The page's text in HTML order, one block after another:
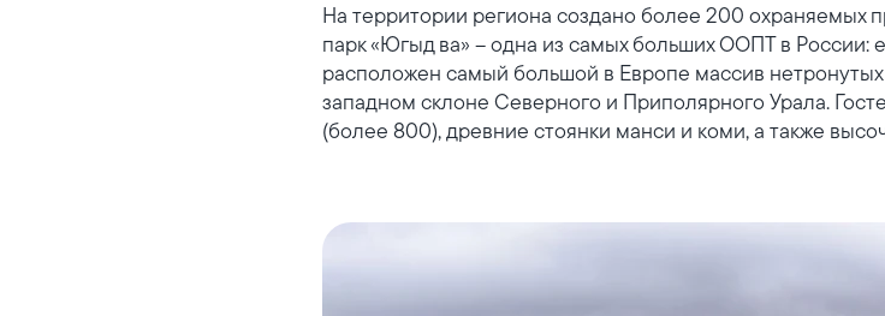
На территории региона создано более 200 охраняемых
парк «Югыд ва» – одна из самых больших ООПТ в России:
расположен самый большой в Европе массив
западном склоне Северного и Приполярного Урала.
(более 800), древние стоянки манси и коми, а также